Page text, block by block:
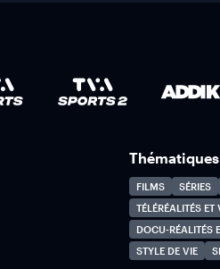
Thématiques
FILMS SÉRIES
TÉLÉRÉALITÉS ET
DOCU-RÉALITÉS
STYLE DE VIE